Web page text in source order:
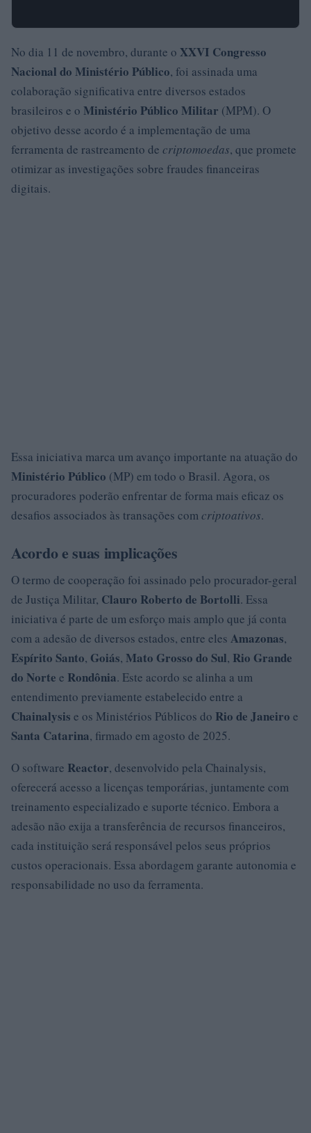
No dia 11 de novembro, durante o XXVI Congresso
Nacional do Ministério Público, foi assinada uma
colaboração significativa entre diversos estados
brasileiros e o Ministério Público Militar (MPM). O
objetivo desse acordo é a implementação de uma
ferramenta de rastreamento de criptomoedas, que promete
otimizar as investigações sobre fraudes financeiras
digitais.
Essa iniciativa marca um avanço importante na atuação do
Ministério Público (MP) em todo o Brasil. Agora, os
procuradores poderão enfrentar de forma mais eficaz os
desafios associados às transações comcriptoativos.
Acordo e suas implicações
O termo de cooperação foi assinado pelo procurador-geral
de Justiça Militar, Clauro Roberto de Bortolli. Essa
iniciativa é parte de um esforço mais amplo que já conta
com a adesão de diversos estados, entre eles Amazonas,
Espírito Santo, Goiás, Mato Grosso do Sul, Rio Grande
do Norte e Rondônia. Este acordo se alinha a um
entendimento previamente estabelecido entre a
Chainalysis e os Ministérios Públicos do Rio de Janeiro e
Santa Catarina, firmado em agosto de 2025.
O software Reactor, desenvolvido pela Chainalysis,
oferecerá acesso a licenças temporárias, juntamente com
treinamento especializado e suporte técnico. Embora a
adesão não exija a transferência de recursos financeiros,
cada instituição será responsável pelos seus próprios
custos operacionais. Essa abordagem garante autonomia e
responsabilidade no uso da ferramenta.